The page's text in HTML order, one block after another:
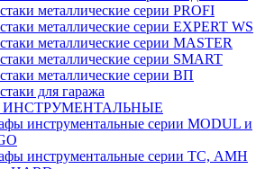
металлические серии PROFI
металлические серии EXPERT WS
металлические серии MASTER
металлические серии SMART
металлические серии ВП
для гаража
инструментальные серии MODUL и
инструментальные серии ТС, АМН